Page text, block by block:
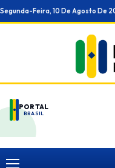
Ir
para
Segunda-Feira, 10 De Agosto De
PORTAL
BRASIL